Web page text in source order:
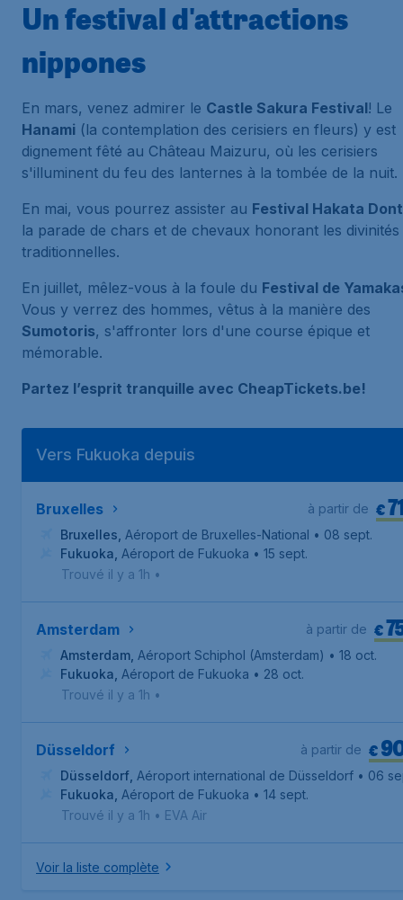
Un festival d'attractions
nippones
En mars, venez admirer le Castle Sakura Festival! Le
Hanami (la contemplation des cerisiers en fleurs) y est
dignement fêté au Château Maizuru, où les cerisiers
s'illuminent du feu des lanternes à la tombée de la nuit.
En mai, vous pourrez assister au Festival Hakata
la parade de chars et de chevaux honorant les divinités
traditionnelles.
En juillet, mêlez-vous à la foule du Festival de
Vous y verrez des hommes, vêtus à la manière des
Sumotoris, s'affronter lors d'une course épique et
mémorable.
Partez l’esprit tranquille avec CheapTickets.be!
Vers Fukuoka depuis
Bruxelles €
à partir de
Bruxelles Aéroport de Bruxelles-National • 08 sept.
Fukuoka Aéroport de Fukuoka • 15 sept.
Trouvé il y a 1h •
Amsterdam €
à partir de
Amsterdam Aéroport Schiphol (Amsterdam) • 18 oct.
Fukuoka Aéroport de Fukuoka • 28 oct.
Trouvé il y a 1h •
Düsseldorf €
à partir de
Düsseldorf Aéroport international de Düsseldorf • 06
Fukuoka Aéroport de Fukuoka • 14 sept.
Trouvé il y a 1h • EVA Air
Voir la liste complète